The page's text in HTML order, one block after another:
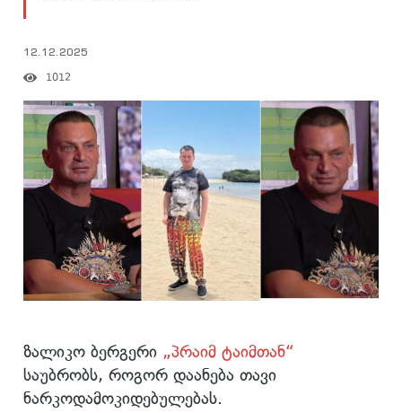
12.12.2025
1012
ზალიკო ბერგერი „პრაიმ ტაიმთან“
საუბრობს, როგორ დაანება თავი
ნარკოდამოკიდებულებას.